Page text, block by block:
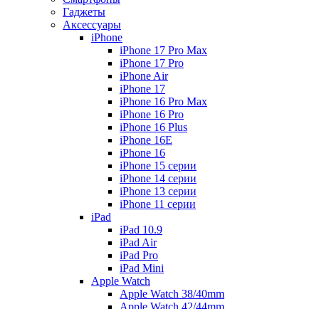
Гаджеты
Аксессуары
iPhone
iPhone 17 Pro Max
iPhone 17 Pro
iPhone Air
iPhone 17
iPhone 16 Pro Max
iPhone 16 Pro
iPhone 16 Plus
iPhone 16E
iPhone 16
iPhone 15 серии
iPhone 14 серии
iPhone 13 серии
iPhone 11 серии
iPad
iPad 10.9
iPad Air
iPad Pro
iPad Mini
Apple Watch
Apple Watch 38/40mm
Apple Watch 42/44mm